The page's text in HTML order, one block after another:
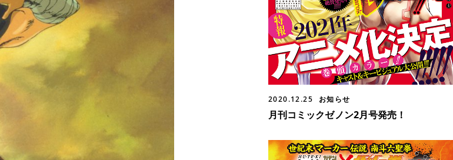
2020.12.25 お知らせ
月刊コミックゼノン2月号発売！